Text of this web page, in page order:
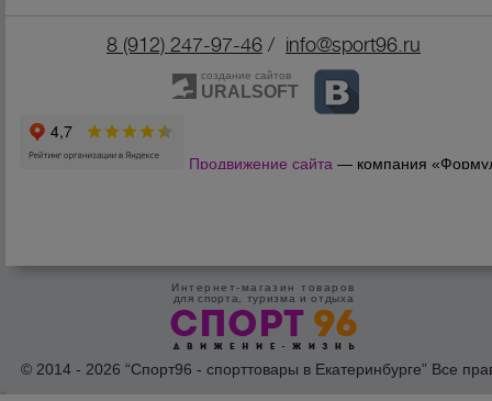
8 (912) 247-97-46 / info@sport96.ru
создание сайтов
URALSOFT
Продвижение сайта — компания
Интернет-магазин товаров
для спорта, туризма и отдыха
© 2014 - 2026 “Спорт96 - спорттовары в Екатеринбурге” Все